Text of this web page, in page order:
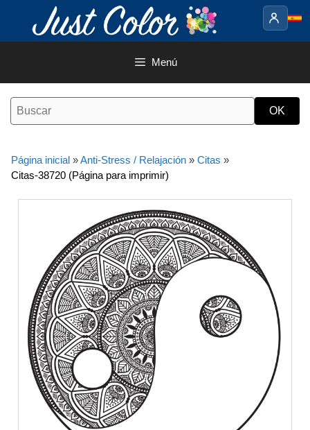
contenido
Menú
Página inicial »Anti-Stress / Relajación » Citas »
Citas-38720 (Página para imprimir)